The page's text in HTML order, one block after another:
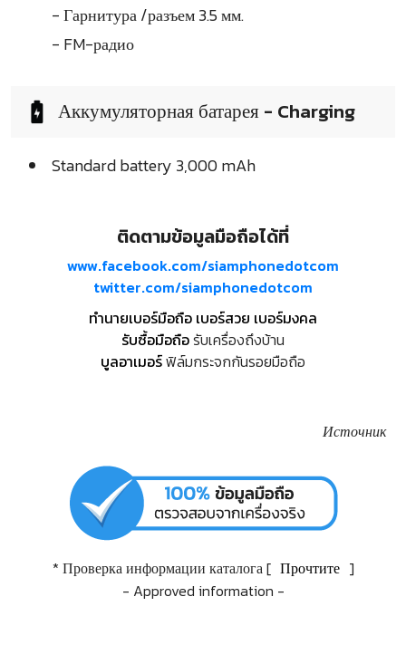
- Гарнитура /разъем 3.5 мм.
- FM-радио
Аккумуляторная батарея - Charging
Standard battery 3,000 mAh
ติดตามข้อมูลมือถือได้ที่
www.facebook.com/siamphonedotcom
twitter.com/siamphonedotcom
ทำนายเบอร์มือถือ เบอร์สวย เบอร์มงคล
รับซื้อมือถือรับเครื่องถึงบ้าน
บูลอาเมอร์ฟิล์มกระจกกันรอยมือถือ
Источник
* Проверка информации каталога [ Прочтите ]
- Approved information -